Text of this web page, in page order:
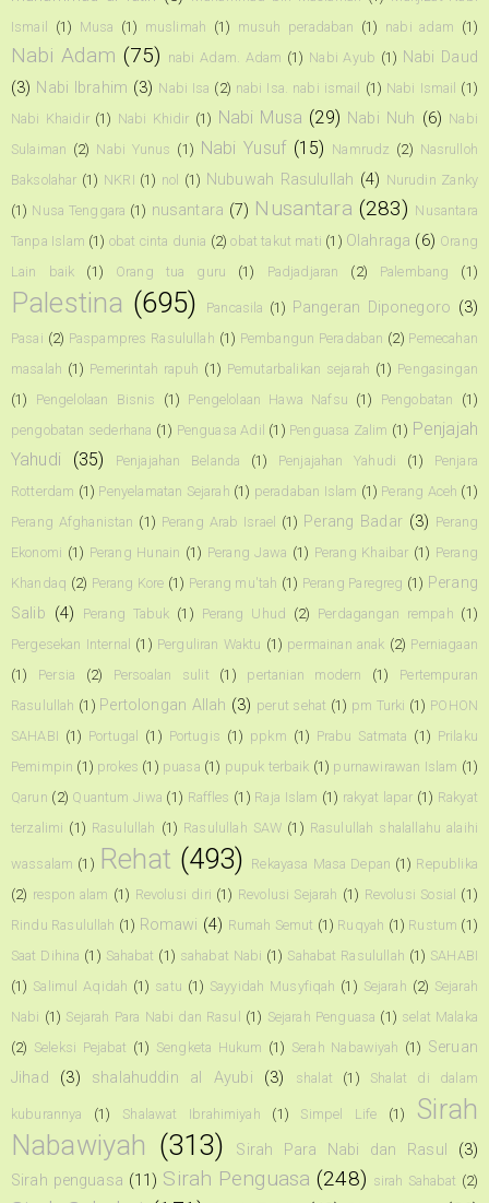
Ismail
(1) Musa (1) muslimah (1) musuh peradaban (1) nabi adam (1)
Nabi Adam (75) nabi Adam. Adam (1) Nabi Ayub (1) Nabi Daud
(3) Nabi Ibrahim (3) Nabi Isa (2) nabi Isa. nabi ismail (1) Nabi Ismail (1)
Nabi Khaidir (1) Nabi Khidir (1) Nabi Musa (29) Nabi Nuh (6) Nabi
Sulaiman (2) Nabi Yunus (1) Nabi Yusuf (15) Namrudz (2) Nasrulloh
Baksolahar (1) NKRI (1) nol (1) Nubuwah Rasulullah (4) Nurudin Zanky
(1) Nusa Tenggara (1) nusantara (7) Nusantara (283) Nusantara
Tanpa Islam (1) obat cinta dunia (2) obat takut mati (1) Olahraga (6) Orang
Lain baik
(1) Orang tua guru (1) Padjadjaran (2) Palembang (1)
Palestina (695) Pancasila (1) Pangeran Diponegoro (3)
Pasai (2) Paspampres Rasulullah (1) Pembangun Peradaban (2) Pemecahan
masalah (1) Pemerintah rapuh (1) Pemutarbalikan sejarah (1) Pengasingan
(1)
Pengelolaan Bisnis (1) Pengelolaan Hawa Nafsu (1) Pengobatan
(1)
pengobatan sederhana (1) Penguasa Adil (1) Penguasa Zalim (1) Penjajah
Yahudi
(35) Penjajahan Belanda (1) Penjajahan Yahudi (1)
Penjara
Rotterdam (1) Penyelamatan Sejarah (1) peradaban Islam (1) Perang Aceh (1)
Perang Afghanistan (1) Perang Arab Israel (1) Perang Badar (3) Perang
Ekonomi (1) Perang Hunain (1) Perang Jawa (1) Perang Khaibar (1) Perang
Khandaq (2) Perang Kore (1) Perang mu'tah (1) Perang Paregreg (1) Perang
Salib (4) Perang Tabuk (1) Perang Uhud (2) Perdagangan rempah (1)
Pergesekan Internal (1) Perguliran Waktu (1) permainan anak (2) Perniagaan
(1)
Persia (2) Persoalan sulit (1) pertanian modern (1)
Pertempuran
Rasulullah (1) Pertolongan Allah (3) perut sehat (1) pm Turki (1) POHON
SAHABI (1) Portugal (1) Portugis (1) ppkm (1) Prabu Satmata (1) Prilaku
Pemimpin (1) prokes (1) puasa (1) pupuk terbaik (1) purnawirawan Islam (1)
Qarun (2) Quantum Jiwa (1) Raffles (1) Raja Islam (1) rakyat lapar (1) Rakyat
terzalimi (1) Rasulullah (1) Rasulullah SAW (1) Rasulullah shalallahu alaihi
wassalam (1) Rehat (493) Rekayasa Masa Depan (1) Republika
(2) respon alam (1) Revolusi diri (1) Revolusi Sejarah (1) Revolusi Sosial (1)
Rindu Rasulullah (1) Romawi (4) Rumah Semut (1) Ruqyah (1) Rustum (1)
Saat Dihina (1) Sahabat (1) sahabat Nabi (1) Sahabat Rasulullah (1) SAHABI
(1) Salimul Aqidah (1) satu (1) Sayyidah Musyfiqah (1) Sejarah (2) Sejarah
Nabi (1) Sejarah Para Nabi dan Rasul (1) Sejarah Penguasa (1) selat Malaka
(2) Seleksi Pejabat (1) Sengketa Hukum (1) Serah Nabawiyah (1) Seruan
Jihad
(3) shalahuddin al Ayubi (3) shalat (1) Shalat di dalam
kuburannya (1) Shalawat Ibrahimiyah (1) Simpel Life (1)
Sirah
Nabawiyah (313) Sirah Para Nabi dan Rasul
(3)
Sirah penguasa (11) Sirah Penguasa (248) sirah Sahabat (2)